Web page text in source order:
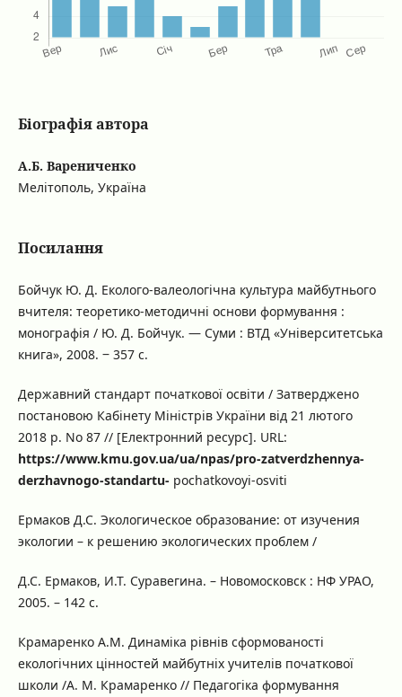
Біографія автора
А.Б. Варениченко
Мелітополь, Україна
Посилання
Бойчук Ю. Д. Еколого-валеологічна культура майбутнього
вчителя: теоретико-методичні основи формування :
монографія / Ю. Д. Бойчук. — Суми : ВТД «Університетська
книга», 2008. ‒ 357 с.
Державний стандарт початкової освіти / Затверджено
постановою Кабінету Міністрів України від 21 лютого
2018 р. No 87 // [Електронний ресурс]. URL:
https://www.kmu.gov.ua/ua/npas/pro-zatverdzhennya-
derzhavnogo-standartu- pochatkovoyi-osviti
Ермаков Д.С. Экологическое образование: от изучения
экологии – к решению экологических проблем /
Д.С. Ермаков, И.Т. Суравегина. – Новомосковск : НФ УРАО,
2005. – 142 с.
Крамаренко А.М. Динаміка рівнів сформованості
екологічних цінностей майбутніх учителів початкової
школи /А. М. Крамаренко // Педагогіка формування